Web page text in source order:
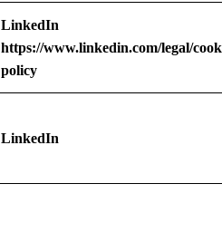
LinkedIn
https://www.linkedin.com/legal/
policy
LinkedIn